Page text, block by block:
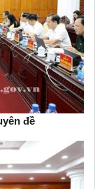
đề